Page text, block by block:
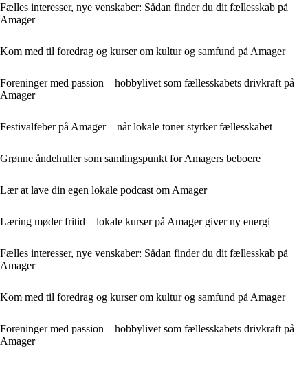
Fælles interesser, nye venskaber: Sådan finder du dit fællesskab på
Amager
Kom med til foredrag og kurser om kultur og samfund på Amager
Foreninger med passion – hobbylivet som fællesskabets drivkraft på
Amager
Festivalfeber på Amager – når lokale toner styrker fællesskabet
Grønne åndehuller som samlingspunkt for Amagers beboere
Lær at lave din egen lokale podcast om Amager
Læring møder fritid – lokale kurser på Amager giver ny energi
Fælles interesser, nye venskaber: Sådan finder du dit fællesskab på
Amager
Kom med til foredrag og kurser om kultur og samfund på Amager
Foreninger med passion – hobbylivet som fællesskabets drivkraft på
Amager